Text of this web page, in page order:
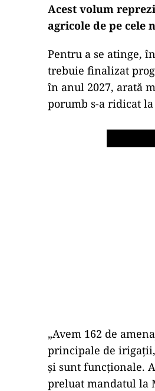
Acest volum
agricole de pe cele
Pentru a se atinge,
trebuie finalizat
în anul 2027, arată
porumb s-a ridicat
„Avem 162 de
principale de irigaţii,
şi sunt funcţionale.
preluat mandatul la